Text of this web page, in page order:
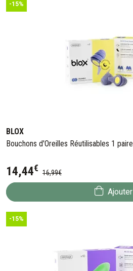
-15%
BLOX
Bouchons d'Oreilles Réutilisables 1 paire
14,44€ 16,99€
Ajouter
-15%